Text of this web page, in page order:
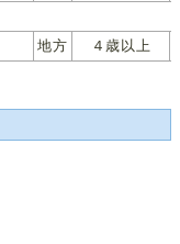
地方 ４歳以上